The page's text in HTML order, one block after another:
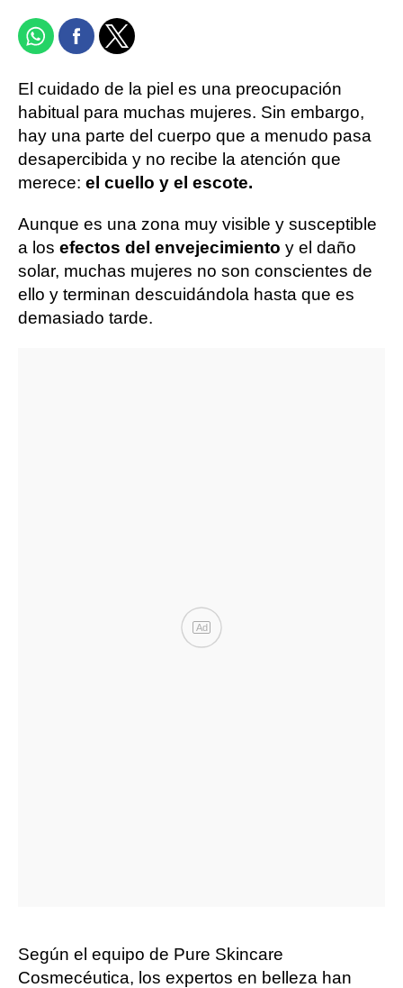
El cuidado de la piel es una preocupación
habitual para muchas mujeres. Sin embargo,
hay una parte del cuerpo que a menudo pasa
desapercibida y no recibe la atención que
merece: el cuello y el escote.
Aunque es una zona muy visible y susceptible
a los efectos del envejecimiento y el daño
solar, muchas mujeres no son conscientes de
ello y terminan descuidándola hasta que es
demasiado tarde.
Ad
Según el equipo de Pure Skincare
Cosmecéutica, los expertos en belleza han